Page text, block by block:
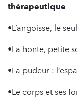
thérapeutique
•L’angoisse, le
•La honte, petite
•La pudeur :
•Le corps et ses